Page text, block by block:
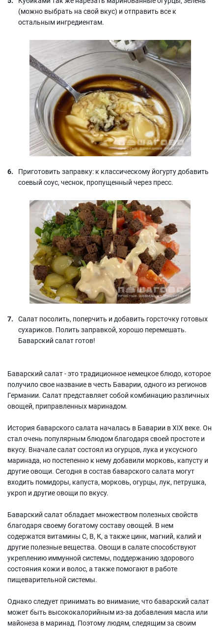
(можно выбрать на свой вкус) и отправить все к
остальным ингредиентам.
Приготовить заправку: к классическому йогурту добавить
соевый соус, чеснок, пропущенный через пресс.
Салат посолить, поперчить и добавить горсточку готовых
сухариков. Полить заправкой, хорошо перемешать.
Баварский салат готов!
Баварский салат - это традиционное немецкое блюдо, которое
получило свое название в честь Баварии, одного из регионов
Германии. Салат представляет собой комбинацию различных
овощей, приправленных маринадом.
История баварского салата началась в Баварии в XIX веке. Он
стал очень популярным блюдом благодаря своей простоте и
вкусу. Вначале салат состоял из огурцов, лука и уксусного
маринада, но постепенно к нему добавили морковь, капусту и
другие овощи. Сегодня в состав баварского салата могут
входить помидоры, капуста, морковь, огурцы, лук, петрушка,
укроп и другие овощи по вкусу.
Баварский салат обладает множеством полезных свойств
благодаря своему богатому составу овощей. В нем
содержатся витамины С, В, К, а также цинк, магний, калий и
другие полезные вещества. Овощи в салате способствуют
укреплению иммунной системы, поддержанию здорового
состояния кожи и волос, а также помогают в работе
пищеварительной системы.
Однако следует принимать во внимание, что баварский салат
может быть высококалорийным из-за добавления масла или
майонеза в маринад. Поэтому людям, следящим за своим